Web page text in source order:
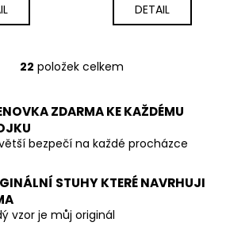
DETAIL
O
l
d
c
p
22 položek celkem
ZDARMA KE KAŽDÉMU
bezpečí na každé procházce
STUHY KTERÉ NAVRHUJI
vzor je můj originál